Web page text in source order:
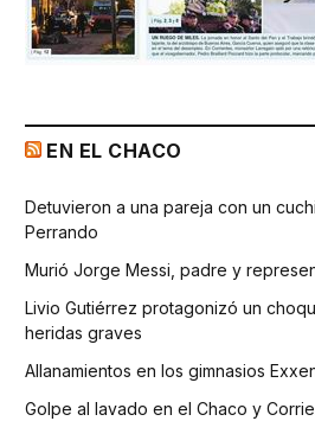
EN EL CHACO
Detuvieron a una pareja con un
Perrando
Murió Jorge Messi, padre y
Livio Gutiérrez protagonizó un
heridas graves
Allanamientos en los gimnasios
Golpe al lavado en el Chaco y